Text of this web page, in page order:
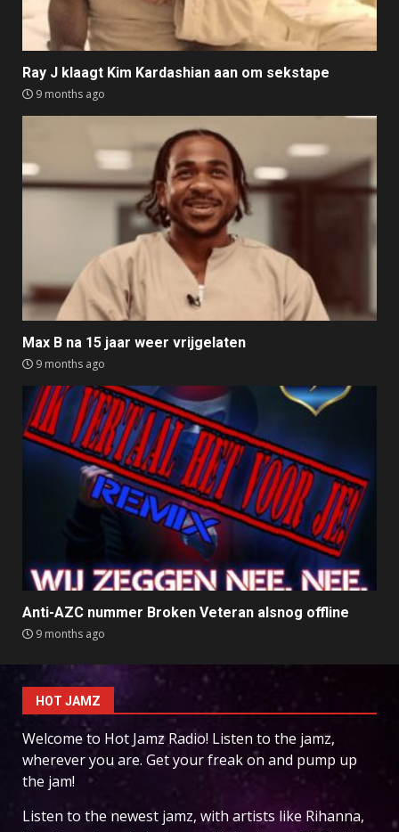
Ray J klaagt Kim Kardashian aan om sekstape
9 months ago
Max B na 15 jaar weer vrijgelaten
9 months ago
Anti-AZC nummer Broken Veteran alsnog offline
9 months ago
HOT JAMZ
Welcome to Hot Jamz Radio! Listen to the jamz,
wherever you are. Get your freak on and pump up
the jam!
Listen to the newest jamz, with artists like Rihanna,